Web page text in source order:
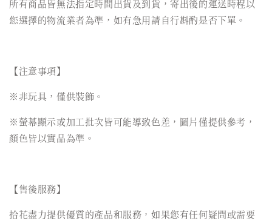
所有商品皆無法指定時間出貨及到貨，寄出後的運送時程以
您選擇的物流業者為準，如有急用請自行斟酌是否下單。
【注意事項】
※非玩具，僅供裝飾。
※螢幕顯示或加工批次皆可能導致色差，圖片僅提供參考，
顏色皆以實品為準。
【售後服務】
拾花盡力提供優質的產品和服務，如果您有任何疑問或需要